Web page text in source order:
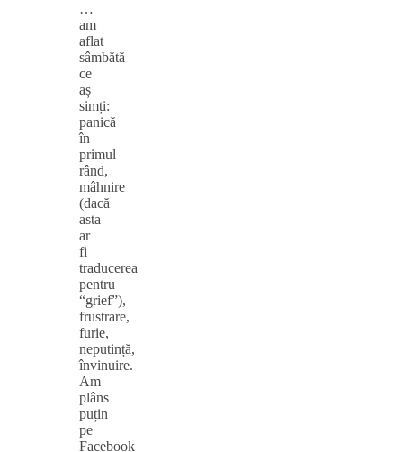
…
am
aflat
sâmbătă
ce
aș
simți:
panică
în
primul
rând,
mâhnire
(dacă
asta
ar
fi
traducerea
pentru
“grief”),
frustrare,
furie,
neputință,
învinuire.
Am
plâns
puțin
pe
Facebook